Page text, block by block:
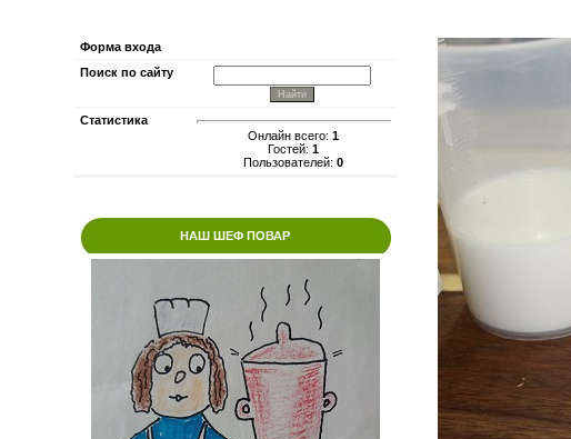
Форма входа
Поиск по сайту
Статистика
Онлайн всего: 1
Гостей: 1
Пользователей: 0
НАШ ШЕФ ПОВАР